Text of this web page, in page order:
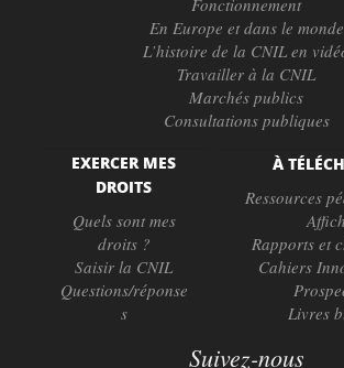
Fonctionnement
En Europe et dans le monde
L’histoire de la CNIL en
Travailler à la CNIL
Marchés publics
Consultations publiques
EXERCER MES
DROITS
Quels sont mes
droits ?
Saisir la CNIL
Questions/réponse
s
À
Ressources
Rapports et
Cahiers
Livres
Suivez-nous